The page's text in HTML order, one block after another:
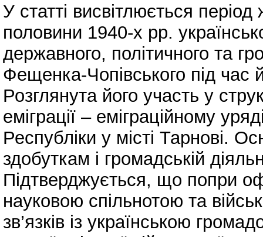
У статті висвітлюється
половини 1940-х рр.
державного, політичного та
Фещенка-Чопівського під
Розглянута його участь у
еміграції – еміграційному
Республіки у місті Тарнові.
здобуткам і громадській
Підтверджується, що попри
науковою спільнотою та
зв’язків із українською